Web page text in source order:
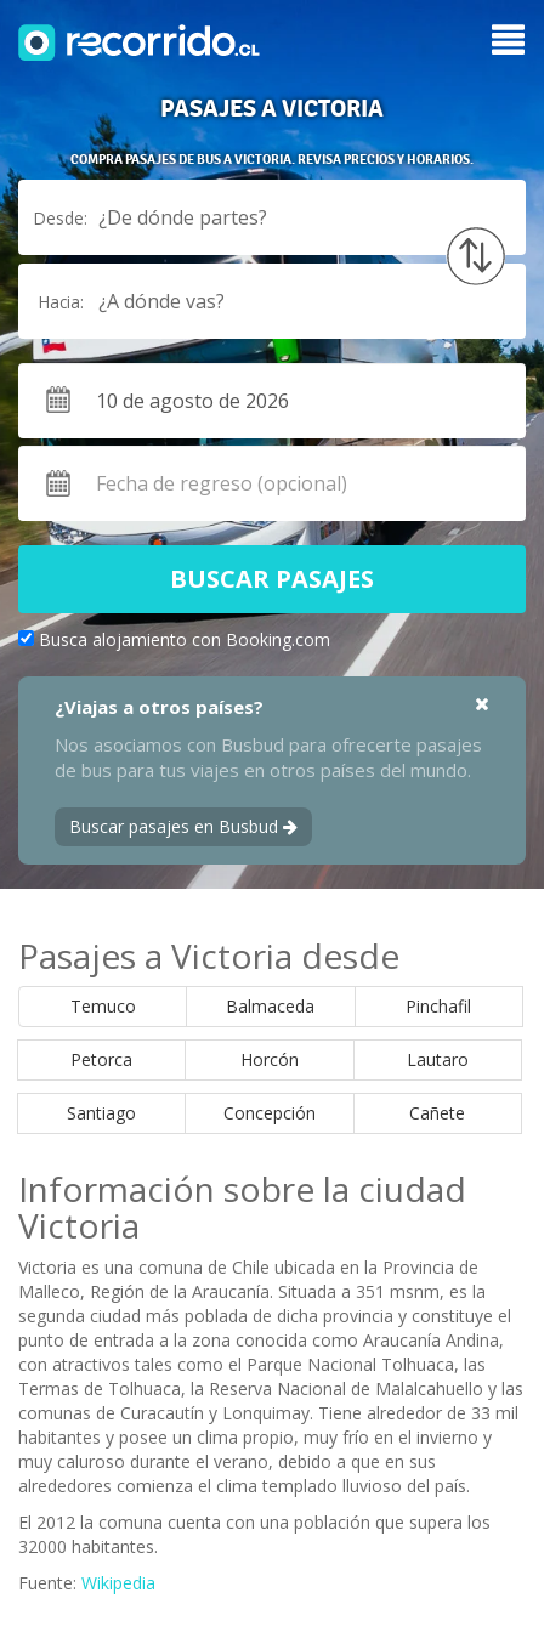
PASAJES A VICTORIA
COMPRA PASAJES DE BUS A VICTORIA. REVISA PRECIOS Y HORARIOS.
Desde: ¿De dónde partes?
Hacia: ¿A dónde vas?
BUSCAR PASAJES
Busca alojamiento con Booking.com
¿Viajas a otros países?
Nos asociamos con Busbud para ofrecerte pasajes
de bus para tus viajes en otros países del mundo.
Buscar pasajes en Busbud
Pasajes a Victoria desde
Temuco Balmaceda Pinchafil
Petorca Horcón Lautaro
Santiago Concepción Cañete
Información sobre la ciudad
Victoria
Victoria es una comuna de Chile ubicada en la Provincia de
Malleco, Región de la Araucanía. Situada a 351 msnm, es la
segunda ciudad más poblada de dicha provincia y constituye el
punto de entrada a la zona conocida como Araucanía Andina,
con atractivos tales como el Parque Nacional Tolhuaca, las
Termas de Tolhuaca, la Reserva Nacional de Malalcahuello y las
comunas de Curacautín y Lonquimay. Tiene alrededor de 33 mil
habitantes y posee un clima propio, muy frío en el invierno y
muy caluroso durante el verano, debido a que en sus
alrededores comienza el clima templado lluvioso del país.
El 2012 la comuna cuenta con una población que supera los
32000 habitantes.
Fuente: Wikipedia